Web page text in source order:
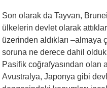
Son olarak da Tayvan,
ülkelerin devlet olarak
üzerinden aldıkları –almaya
soruna ne derece dahil
Pasifik coğrafyasından olan
Avustralya, Japonya gibi